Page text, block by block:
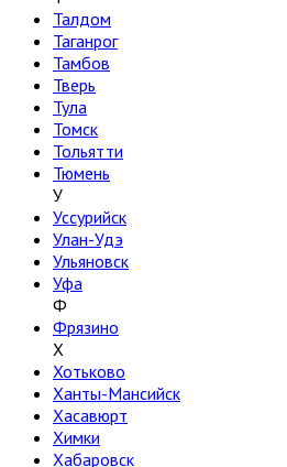
Талдом
Таганрог
Тамбов
Тверь
Тула
Томск
Тольятти
Тюмень
У
Уссурийск
Улан-Удэ
Ульяновск
Уфа
Ф
Фрязино
Х
Хотьково
Ханты-Мансийск
Хасавюрт
Химки
Хабаровск